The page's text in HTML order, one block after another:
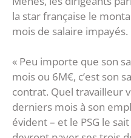
la star française le
mois de salaire impayés.
« Peu importe que son
mois ou 6M€, c’est son
contrat. Quel travailleur
derniers mois à son
évident – et le PSG le